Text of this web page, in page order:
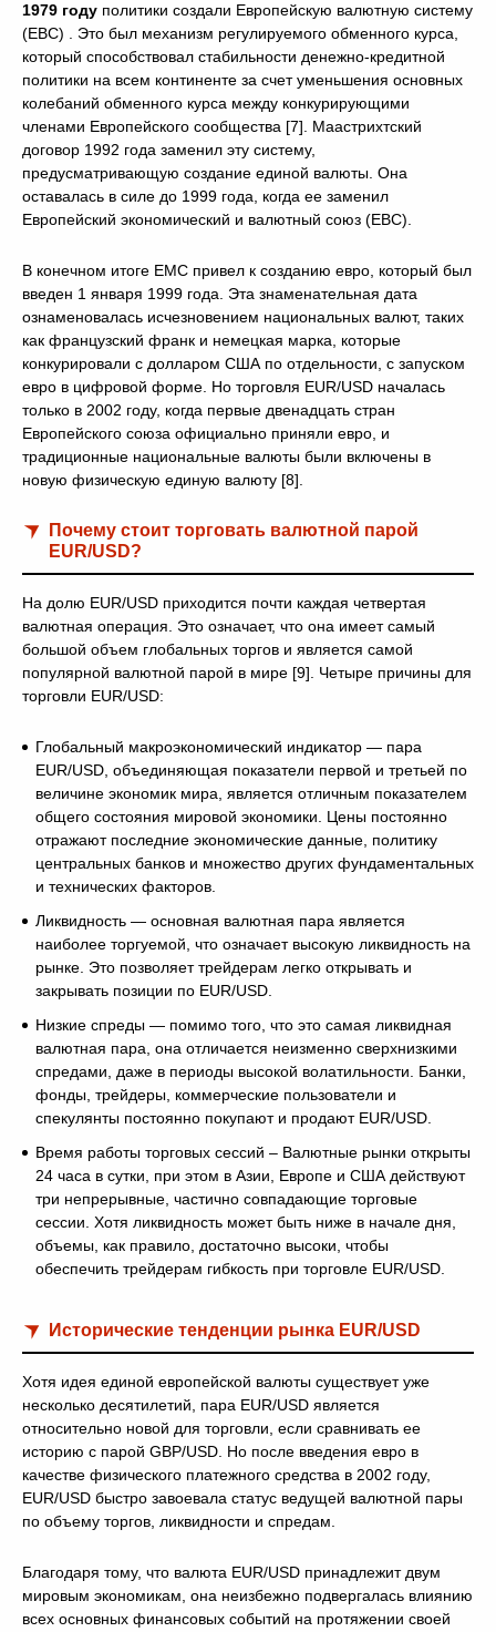
1979 году политики создали Европейскую валютную систему
(ЕВС) . Это был механизм регулируемого обменного курса,
который способствовал стабильности денежно-кредитной
политики на всем континенте за счет уменьшения основных
колебаний обменного курса между конкурирующими
членами Европейского сообщества [7]. Маастрихтский
договор 1992 года заменил эту систему,
предусматривающую создание единой валюты. Она
оставалась в силе до 1999 года, когда ее заменил
Европейский экономический и валютный союз (ЕВС).
В конечном итоге ЕМС привел к созданию евро, который был
введен 1 января 1999 года. Эта знаменательная дата
ознаменовалась исчезновением национальных валют, таких
как французский франк и немецкая марка, которые
конкурировали с долларом США по отдельности, с запуском
евро в цифровой форме. Но торговля EUR/USD началась
только в 2002 году, когда первые двенадцать стран
Европейского союза официально приняли евро, и
традиционные национальные валюты были включены в
новую физическую единую валюту [8].
Почему стоит торговать валютной парой
EUR/USD?
На долю EUR/USD приходится почти каждая четвертая
валютная операция. Это означает, что она имеет самый
большой объем глобальных торгов и является самой
популярной валютной парой в мире [9]. Четыре причины для
торговли EUR/USD:
Глобальный макроэкономический индикатор — пара
EUR/USD, объединяющая показатели первой и третьей по
величине экономик мира, является отличным показателем
общего состояния мировой экономики. Цены постоянно
отражают последние экономические данные, политику
центральных банков и множество других фундаментальных
и технических факторов.
Ликвидность — основная валютная пара является
наиболее торгуемой, что означает высокую ликвидность на
рынке. Это позволяет трейдерам легко открывать и
закрывать позиции по EUR/USD.
Низкие спреды — помимо того, что это самая ликвидная
валютная пара, она отличается неизменно сверхнизкими
спредами, даже в периоды высокой волатильности. Банки,
фонды, трейдеры, коммерческие пользователи и
спекулянты постоянно покупают и продают EUR/USD.
Время работы торговых сессий – Валютные рынки открыты
24 часа в сутки, при этом в Азии, Европе и США действуют
три непрерывные, частично совпадающие торговые
сессии. Хотя ликвидность может быть ниже в начале дня,
объемы, как правило, достаточно высоки, чтобы
обеспечить трейдерам гибкость при торговле EUR/USD.
Исторические тенденции рынка EUR/USD
Хотя идея единой европейской валюты существует уже
несколько десятилетий, пара EUR/USD является
относительно новой для торговли, если сравнивать ее
историю с парой GBP/USD. Но после введения евро в
качестве физического платежного средства в 2002 году,
EUR/USD быстро завоевала статус ведущей валютной пары
по объему торгов, ликвидности и спредам.
Благодаря тому, что валюта EUR/USD принадлежит двум
мировым экономикам, она неизбежно подвергалась влиянию
всех основных финансовых событий на протяжении своей